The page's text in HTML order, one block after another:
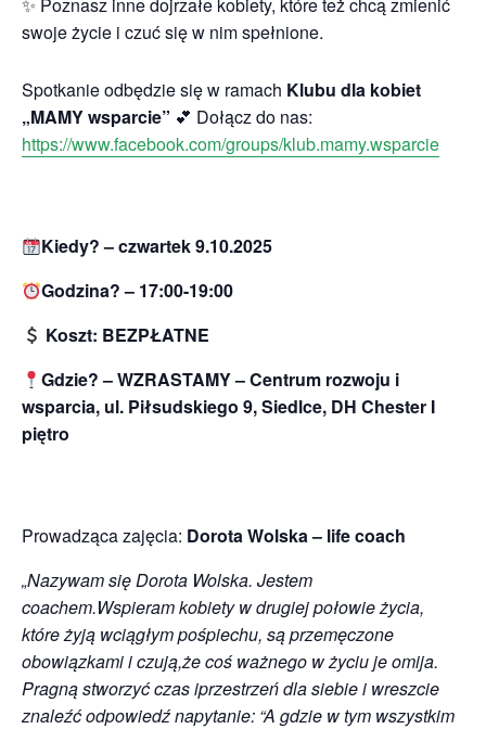
swoje życie i czuć się w nim spełnione.
Spotkanie odbędzie się w ramach Klubu dla kobiet
„MAMY wsparcie” 💕 Dołącz do nas:
https://www.facebook.com/groups/klub.mamy.wsparcie
Kiedy? – czwartek 9.10.2025
Godzina? – 17:00-19:00
Koszt: BEZPŁATNE
Gdzie? – WZRASTAMY – Centrum rozwoju i
wsparcia, ul. Piłsudskiego 9, Siedlce, DH Chester I
piętro
Prowadząca zajęcia: Dorota Wolska – life coach
„Nazywam się Dorota Wolska. Jestem
coachem.Wspieram kobiety w drugiej połowie życia,
które żyją wciągłym pośpiechu, są przemęczone
obowiązkami i czują,że coś ważnego w życiu je omija.
Pragną stworzyć czas iprzestrzeń dla siebie i wreszcie
znaleźć odpowiedź napytanie: “A gdzie w tym wszystkim